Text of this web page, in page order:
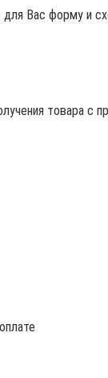
Вас форму и
товара с